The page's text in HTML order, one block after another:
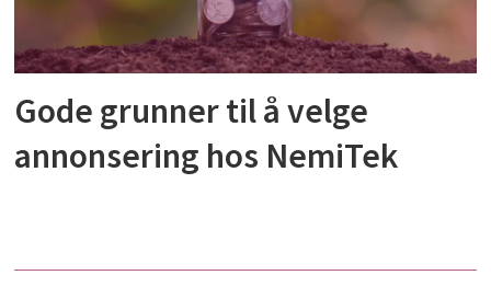
Gode grunner til å velge
annonsering hos NemiTek